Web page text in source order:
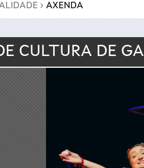
› AXENDA
CULTURA DE